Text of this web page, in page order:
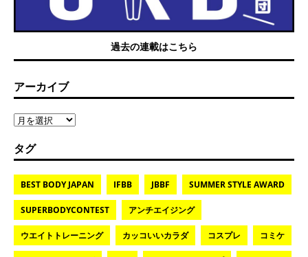
過去の連載はこちら
アーカイブ
タグ
BEST BODY JAPAN IFBB JBBF SUMMER STYLE AWARD
SUPERBODYCONTEST アンチエイジング
ウエイトトレーニング カッコいいカラダ コスプレ コミケ